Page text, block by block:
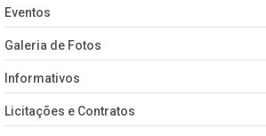
Eventos
Galeria de Fotos
Informativos
Licitações e Contratos